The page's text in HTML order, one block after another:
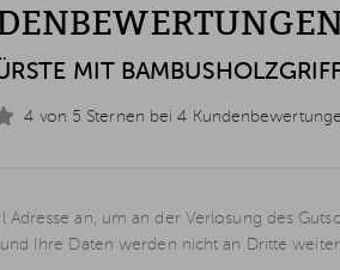
MIT
4 von 5 Sternen bei 4
an, um an der Verlosung des
Ihre Daten werden nicht an Dritte